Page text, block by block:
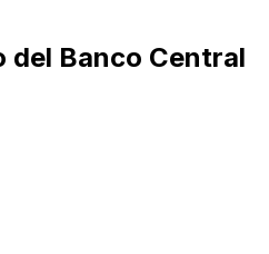
del Banco Central